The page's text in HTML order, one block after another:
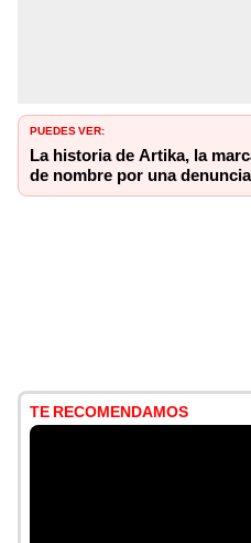
PUEDES VER:
La historia de Artika, la
de nombre por una
TE RECOMENDAMOS